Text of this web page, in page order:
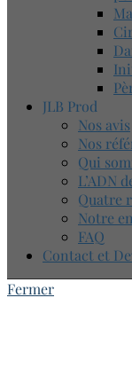
JLB Prod
Nos avis
Nos
Qui
L’ADN
Quatre
Notre
FAQ
Contact et
Fermer